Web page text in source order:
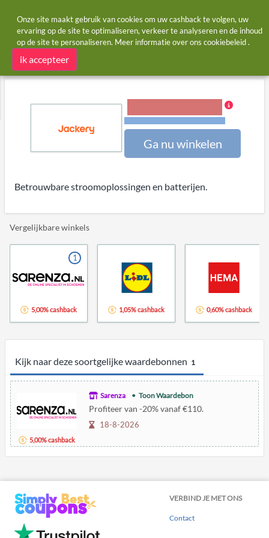
Startpagina Winkels Jackery
Jackery cashback en kortingscodes
Kijk naar deze soortgelijke waardebonnen 1
5,00% cashback
Sarenza Toon Waardebon
Profiteer van -20% vanaf €110.
18-8-2026
Ga nu winkelen
Betrouwbare stroomoplossingen en batterijen.
Vergelijkbare winkels
1
5,00% cashback 1,05% cashback 0,60% cashback
VERBIND JE MET ONS
Contact
Onze site maakt gebruik van cookies om uw cashback te volgen, uw
ervaring op de site te optimaliseren, verkeer te analyseren en de inhoud
op de site te personaliseren. Meer informatie over ons cookiebeleid.
ik accepteer